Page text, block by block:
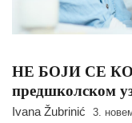
НЕ БОЈИ СЕ КО
предшколском
Ivana Žubrinić 3.